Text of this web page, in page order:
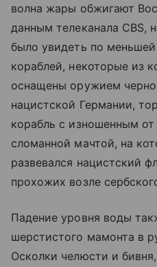
волна жары обжигают
данным телеканала CBS,
было увидеть по
кораблей, некоторые из
оснащены оружием
нацистской Германии,
корабль с изношенным
сломанной мачтой, на
развевался нацистский
прохожих возле
Падение уровня воды
шерстистого мамонта в
Осколки челюсти и